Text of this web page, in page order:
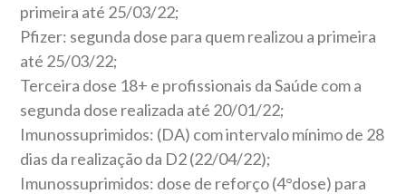
primeira até 25/03/22;
Pfizer: segunda dose para quem realizou a primeira
até 25/03/22;
Terceira dose 18+ e profissionais da Saúde com a
segunda dose realizada até 20/01/22;
Imunossuprimidos: (DA) com intervalo mínimo de 28
dias da realização da D2 (22/04/22);
Imunossuprimidos: dose de reforço (4°dose) para